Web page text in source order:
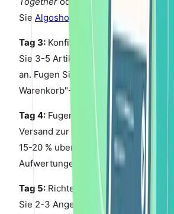
Sie Algoshop
Tag 3: Konfigurieren Sie Cross-
Sie 3-5 Artikel in einem
an. Fugen Sie Produktbilder, Preise
Warenkorb"-Buttons hinzu.
Tag 4: Fugen Sie einen
Versand zur Warenkorbseite hinzu.
15-20 % uber Ihren aktuellen
Aufwertungen zu fordern.
Tag 5: Richten Sie Post-Purchase-
Sie 2-3 Angebote und messen Sie